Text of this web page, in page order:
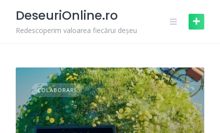
content
DeseuriOnline.ro
Redescoperim valoarea fiecărui deșeu
COLABORARI